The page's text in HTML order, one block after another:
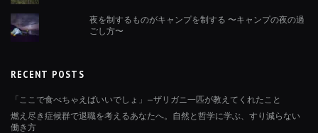
夜を制するものがキャンプを制する 〜キャンプの夜の過
ごし方〜
RECENT POSTS
「ここで食べちゃえばいいでしょ」—ザリガニ一匹が教えてくれたこと
燃え尽き症候群で退職を考えるあなたへ。自然と哲学に学ぶ、すり減らない
働き方